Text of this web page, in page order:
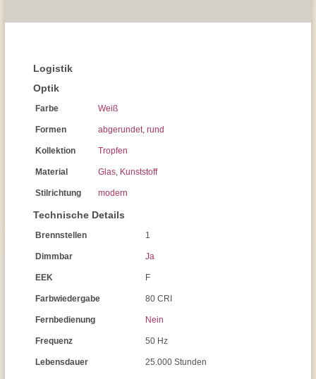
Logistik
Optik
Farbe Weiß
Formen abgerundet, rund
Kollektion Tropfen
Material Glas, Kunststoff
Stilrichtung modern
Technische Details
Brennstellen 1
Dimmbar Ja
EEK F
Farbwiedergabe 80 CRI
Fernbedienung Nein
Frequenz 50 Hz
Lebensdauer 25.000 Stunden